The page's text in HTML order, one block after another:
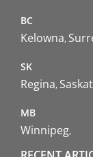
BC
Kelowna
SK
Regina
MB
Winnipeg